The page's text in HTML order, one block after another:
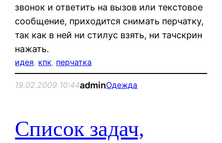
звонок и ответить на вызов или текстовое
сообщение, приходится снимать перчатку,
так как в ней ни стилус взять, ни тачскрин
нажать.
идея, кпк, перчатка
19.02.2009 10:44adminОдежда
Список задач,